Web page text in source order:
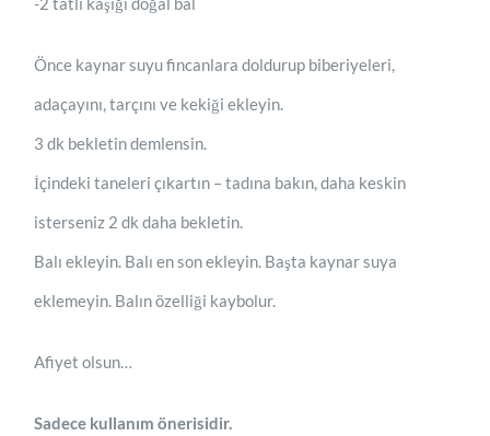
Önce kaynar suyu fincanlara doldurup biberiyeleri,
adaçayını, tarçını ve kekiği ekleyin.
3 dk bekletin demlensin.
İçindeki taneleri çıkartın – tadına bakın, daha keskin
isterseniz 2 dk daha bekletin.
Balı ekleyin. Balı en son ekleyin. Başta kaynar suya
eklemeyin. Balın özelliği kaybolur.
Afiyet olsun…
Sadece kullanım önerisidir.